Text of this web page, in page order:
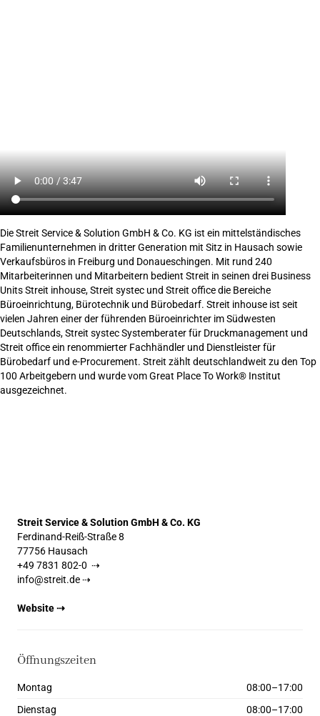
Die Streit Service & Solution GmbH & Co. KG ist ein mittelständisches
Familienunternehmen in dritter Generation mit Sitz in Hausach sowie
Verkaufsbüros in Freiburg und Donaueschingen. Mit rund 240
Mitarbeiterinnen und Mitarbeitern bedient Streit in seinen drei Business
Units Streit inhouse, Streit systec und Streit office die Bereiche
Büroeinrichtung, Bürotechnik und Bürobedarf. Streit inhouse ist seit
vielen Jahren einer der führenden Büroeinrichter im Südwesten
Deutschlands, Streit systec Systemberater für Druckmanagement und
Streit office ein renommierter Fachhändler und Dienstleister für
Bürobedarf und e-Procurement. Streit zählt deutschlandweit zu den Top
100 Arbeitgebern und wurde vom Great Place To Work® Institut
ausgezeichnet.
Streit Service & Solution GmbH & Co. KG
Ferdinand-Reiß-Straße 8
77756 Hausach
+49 7831 802-0 ⇢
info@streit.de ⇢
Website ⇢
Öffnungszeiten
Montag
08:00–17:00
Dienstag
08:00–17:00